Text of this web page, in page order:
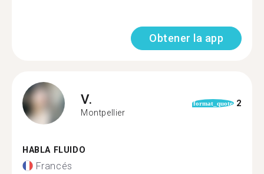
Obtener la app
V.
Montpellier
format_quote 2
HABLA FLUIDO
Francés